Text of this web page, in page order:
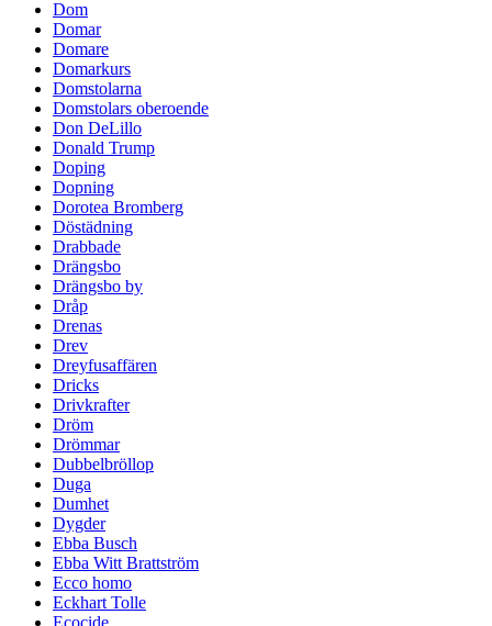
Dom
Domar
Domare
Domarkurs
Domstolarna
Domstolars oberoende
Don DeLillo
Donald Trump
Doping
Dopning
Dorotea Bromberg
Döstädning
Drabbade
Drängsbo
Drängsbo by
Dråp
Drenas
Drev
Dreyfusaffären
Dricks
Drivkrafter
Dröm
Drömmar
Dubbelbröllop
Duga
Dumhet
Dygder
Ebba Busch
Ebba Witt Brattström
Ecco homo
Eckhart Tolle
Ecocide